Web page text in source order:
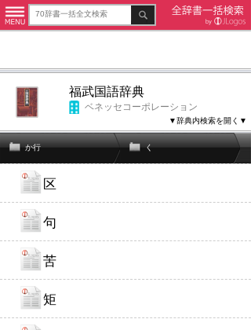
福武国語辞典
ベネッセコーポレーション
▼辞典内検索を開く▼
か行 く
区
句
苦
矩